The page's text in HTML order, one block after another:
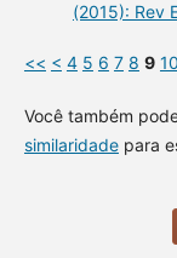
(2015): Rev
<< < 4 5 6 7 8 9 10
Você também
similaridadepara